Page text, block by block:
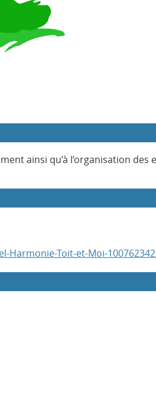
ainsi qu’à l’organisation
Harmonie-Toit-et-Moi-